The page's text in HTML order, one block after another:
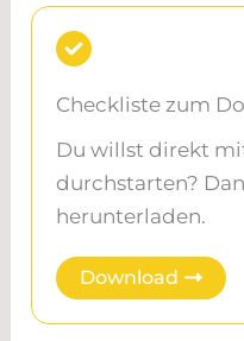
Checkliste zum
Du willst direkt
durchstarten?
herunterladen.
Download